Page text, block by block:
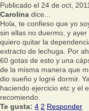
Publicado el 24 de oct,
Carolina dice...
Hola, te confieso que yo
sin ellas no duermo, y
quiero quitar la
extracto de lechuga. Por
60 gotas de esto y una
de la misma manera que
dio sueño y logré dormir.
haciendo ejercicio etc y el
recomiendo.
Te gusta: 4 2 Responder